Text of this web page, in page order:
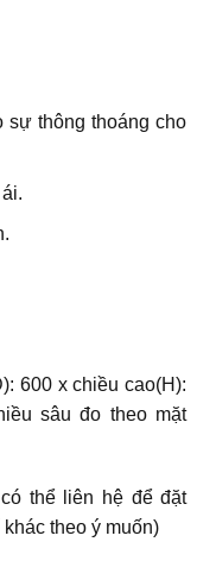
thông thoáng cho
600 x chiều cao(H):
sâu đo theo mặt
thể liên hệ để đặt
theo ý muốn)